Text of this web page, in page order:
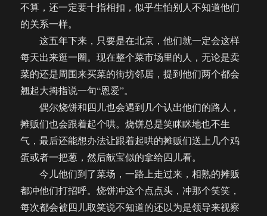
不算，还一定要十指相扣，似乎生怕别人不知道他们
的关系一样。
这五年下来，只要是在北京，他们就一定会这样
每天出来逛一圈。现在整个菜市场里的人，无论是卖
菜的还是周围来买菜的街坊邻居，提到他们两个都会
翘起大拇指说一句“恩爱”。
偶尔烧饼和四儿也会遇到几个认出他们的路人，
摊贩们也会跟着起个哄。烧饼总是笑眯眯地也不生
气，最后还能想办法让跟着起哄的摊贩们送上几个鸡
蛋或者一把葱，然后献宝似的拿给四儿看。
今儿他们到了菜场，一路上走过来，相熟的摊贩
都冲他们打招呼。烧饼冲这个点点头，冲那个笑笑，
每次都会被四儿取笑说不知道的还以为是领导来视察